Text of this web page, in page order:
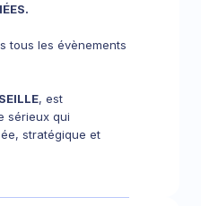
tous les évènements
, est
sérieux qui
stratégique et